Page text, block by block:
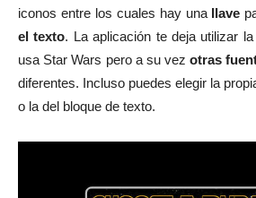
iconos entre los cuales hay una llave
el texto. La aplicación te deja utilizar
usa Star Wars pero a su vezotras
diferentes. Incluso puedes elegir la
o la del bloque de texto.